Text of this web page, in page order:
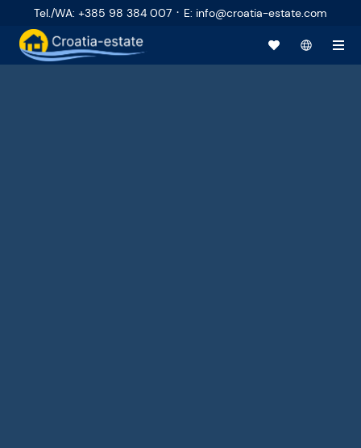
Tel./WA: +385 98 384 007 · E: info@croatia-estate.com